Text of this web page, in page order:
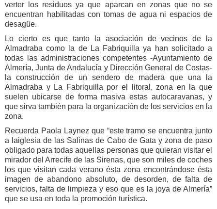
verter los residuos ya que aparcan en zonas que no se
encuentran habilitadas con tomas de agua ni espacios de
desagüe.
Lo cierto es que tanto la asociación de vecinos de la
Almadraba como la de La Fabriquilla ya han solicitado a
todas las administraciones competentes -Ayuntamiento de
Almería, Junta de Andalucía y Dirección General de Costas-
la construcción de un sendero de madera que una la
Almadraba y La Fabriquilla por el litoral, zona en la que
suelen ubicarse de forma masiva estas autocaravanas, y
que sirva también para la organización de los servicios en la
zona.
Recuerda Paola Laynez que “este tramo se encuentra junto
a laiglesia de las Salinas de Cabo de Gata y zona de paso
obligado para todas aquellas personas que quieran visitar el
mirador del Arrecife de las Sirenas, que son miles de coches
los que visitan cada verano ésta zona encontrándose ésta
imagen de abandono absoluto, de desorden, de falta de
servicios, falta de limpieza y eso que es la joya de Almería”
que se usa en toda la promoción turística.